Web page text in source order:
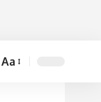
Lettergrootte
Aa